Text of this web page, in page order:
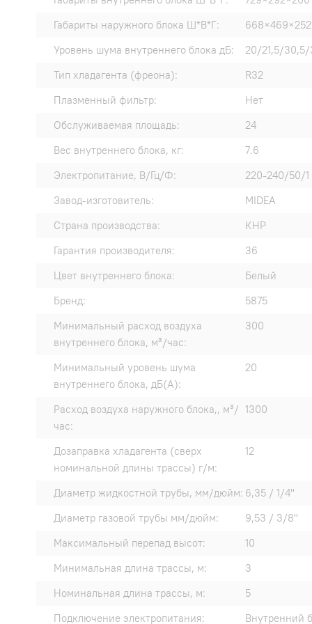
Габариты наружного блока Ш*В*Г:
668×469×252
Уровень шума внутреннего блока дБ:
20/21,5/30,5/
Тип хладагента (фреона):
R32
Плазменный фильтр:
Нет
Обслуживаемая площадь:
24
Вес внутреннего блока, кг:
7.6
Электропитание, В/Гц/Ф:
220-240/50/1
Завод-изготовитель:
MIDEA
Страна производства:
КНР
Гарантия производителя:
36
Цвет внутреннего блока:
Белый
Бренд:
5875
Минимальный расход воздуха
внутреннего блока, м³/час:
300
Минимальный уровень шума
внутреннего блока, дБ(А):
20
Расход воздуха наружного блока,, м³/
час:
1300
Дозаправка хладагента (сверх
номинальной длины трассы) г/м:
12
Диаметр жидкостной трубы, мм/дюйм: 6,35 / 1/4"
Диаметр газовой трубы мм/дюйм:
9,53 / 3/8"
Максимальный перепад высот:
10
Минимальная длина трассы, м:
3
Номинальная длина трассы, м:
5
Подключение электропитания:
Внутренний